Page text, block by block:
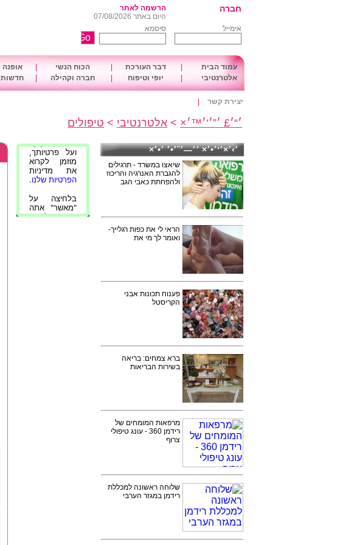
חברה
הרשמה לאתר
היום באתר 07/08/2026
אימייל
סיסמא
עמוד הבית דבר העורכת הכוח הנשי אופנה
אלטרנטיבי
יופי וטיפוח חברה וקהילה חדשות
יצירת קשר
׳“׳£ ׳”׳‘׳™׳× > אלטרנטיבי > טיפולים
׳›׳×׳‘׳•׳× ׳׳—׳¨׳•׳ ׳•׳×
שיאצו במשרד - תרגילים
להגברת האנרגיה והריכוז
ולהפחתת כאבי הגב
הראי לי את כפות רגלייך-
ואומר לך מי את
פענוח תכונות אבני
הקריסטל
ברא צמחים: בריאה
בשירות הבריאות
מרפאות המומחים של
רידמן 360 - עונג טיפולי
צרוף
שלוחה ראשונה למכללת
רידמן במגזר הערבי